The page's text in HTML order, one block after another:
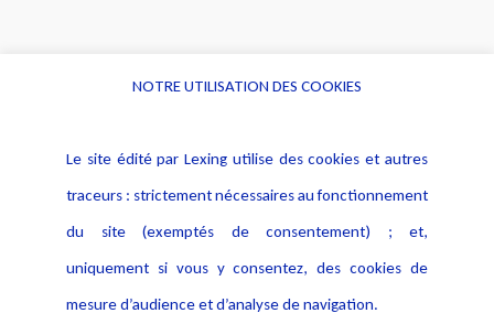
Alerte professionnelle
Déclaration d'accessibilité
Notice Légale
Politique de protection des
données
Publications
NOTRE UTILISATION DES COOKIES
Le site édité par Lexing utilise des cookies et autres
traceurs : strictement nécessaires au fonctionnement
du site (exemptés de consentement) ; et,
uniquement si vous y consentez, des cookies de
mesure d’audience et d’analyse de navigation.